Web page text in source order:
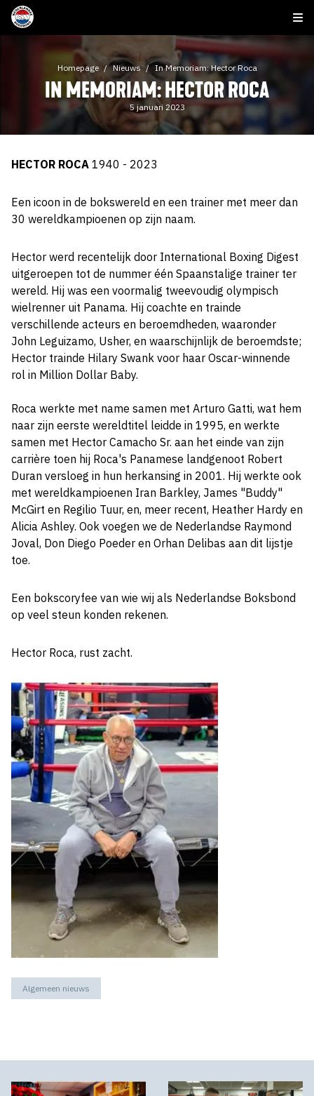
Homepage Nieuws In Memoriam: Hector Roca
IN MEMORIAM: HECTOR ROCA
5 januari 2023
HECTOR ROCA 1940 - 2023
Een icoon in de bokswereld en een trainer met meer dan
30 wereldkampioenen op zijn naam.
Hector werd recentelijk door International Boxing Digest
uitgeroepen tot de nummer één Spaanstalige trainer ter
wereld. Hij was een voormalig tweevoudig olympisch
wielrenner uit Panama. Hij coachte en trainde
verschillende acteurs en beroemdheden, waaronder
John Leguizamo, Usher, en waarschijnlijk de beroemdste;
Hector trainde Hilary Swank voor haar Oscar-winnende
rol in Million Dollar Baby.
Roca werkte met name samen met Arturo Gatti, wat hem
naar zijn eerste wereldtitel leidde in 1995, en werkte
samen met Hector Camacho Sr. aan het einde van zijn
carrière toen hij Roca's Panamese landgenoot Robert
Duran versloeg in hun herkansing in 2001. Hij werkte ook
met wereldkampioenen Iran Barkley, James "Buddy"
McGirt en Regilio Tuur, en, meer recent, Heather Hardy en
Alicia Ashley. Ook voegen we de Nederlandse Raymond
Joval, Don Diego Poeder en Orhan Delibas aan dit lijstje
toe.
Een bokscoryfee van wie wij als Nederlandse Boksbond
op veel steun konden rekenen.
Hector Roca, rust zacht.
Algemeen nieuws